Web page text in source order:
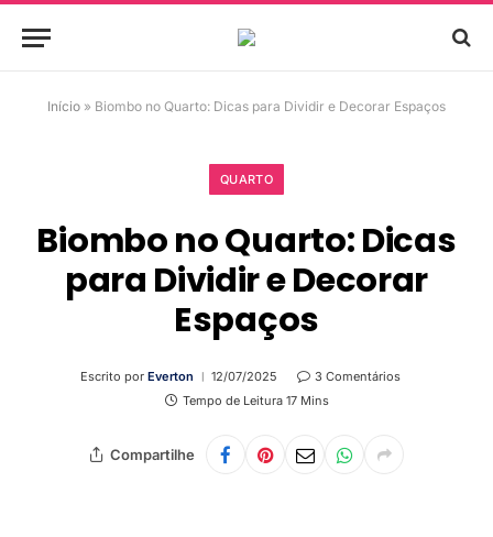
Início » Biombo no Quarto: Dicas para Dividir e Decorar Espaços
QUARTO
Biombo no Quarto: Dicas
para Dividir e Decorar
Espaços
Escrito por Everton 12/07/2025
3 Comentários
Tempo de Leitura 17 Mins
Compartilhe